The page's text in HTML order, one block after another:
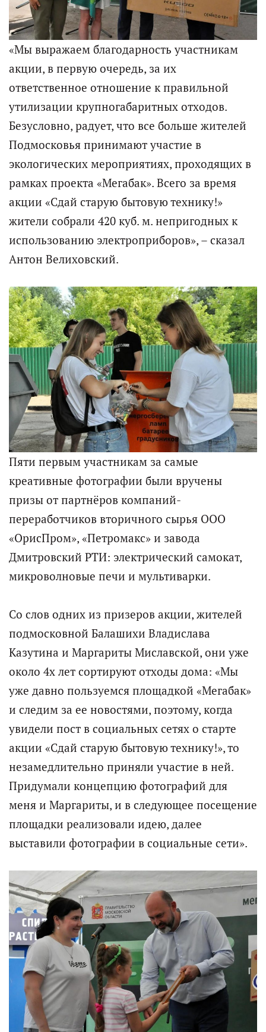
«Мы выражаем благодарность участникам
акции, в первую очередь, за их
ответственное отношение к правильной
утилизации крупногабаритных отходов.
Безусловно, радует, что все больше жителей
Подмосковья принимают участие в
экологических мероприятиях, проходящих в
рамках проекта «Мегабак». Всего за время
акции «Сдай старую бытовую технику!»
жители собрали 420 куб. м. непригодных к
использованию электроприборов», – сказал
Антон Велиховский.
Пяти первым участникам за самые
креативные фотографии были вручены
призы от партнёров компаний-
переработчиков вторичного сырья ООО
«ОрисПром», «Петромакс» и завода
Дмитровский РТИ: электрический самокат,
микроволновые печи и мультиварки.
Со слов одних из призеров акции, жителей
подмосковной Балашихи Владислава
Казутина и Маргариты Миславской, они уже
около 4х лет сортируют отходы дома: «Мы
уже давно пользуемся площадкой «Мегабак»
и следим за ее новостями, поэтому, когда
увидели пост в социальных сетях о старте
акции «Сдай старую бытовую технику!», то
незамедлительно приняли участие в ней.
Придумали концепцию фотографий для
меня и Маргариты, и в следующее посещение
площадки реализовали идею, далее
выставили фотографии в социальные сети».